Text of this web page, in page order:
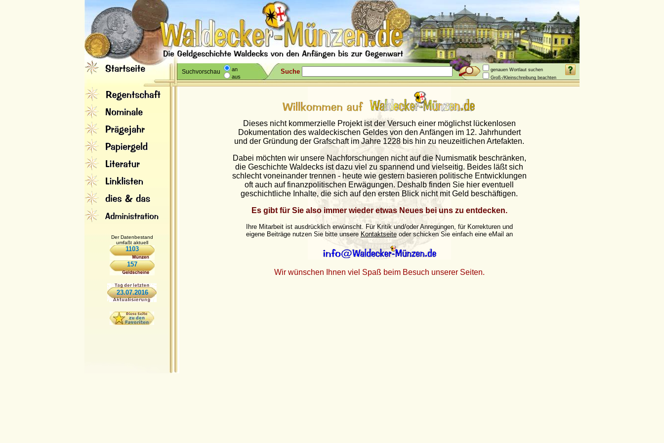
Suchvorschau
an
aus
Suche
genauen Wortlaut suchen
Groß-/Kleinschreibung beachten
Der Datenbestand
umfaßt aktuell
1103
157
23.07.2016
Dieses nicht kommerzielle Projekt ist der Versuch einer möglichst lückenlosen
Dokumentation des waldeckischen Geldes von den Anfängen im 12. Jahrhundert
und der Gründung der Grafschaft im Jahre 1228 bis hin zu neuzeitlichen Artefakten.
Dabei möchten wir unsere Nachforschungen nicht auf die Numismatik beschränken,
die Geschichte Waldecks ist dazu viel zu spannend und vielseitig. Beides läßt sich
schlecht voneinander trennen - heute wie gestern basieren politische Entwicklungen
oft auch auf finanzpolitischen Erwägungen. Deshalb finden Sie hier eventuell
geschichtliche Inhalte, die sich auf den ersten Blick nicht mit Geld beschäftigen.
Es gibt für Sie also immer wieder etwas Neues bei uns zu entdecken.
Ihre Mitarbeit ist ausdrücklich erwünscht. Für Kritik und/oder Anregungen, für Korrekturen und
eigene Beiträge nutzen Sie bitte unsere Kontaktseiteoder schicken Sie einfach eine eMail an
Wir wünschen Ihnen viel Spaß beim Besuch unserer Seiten.